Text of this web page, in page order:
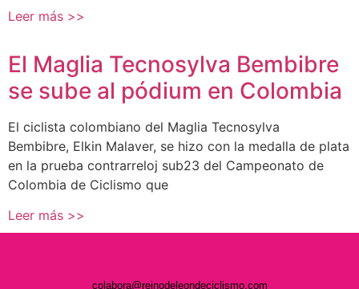
Leer más >>
El Maglia Tecnosylva Bembibre
se sube al pódium en Colombia
El ciclista colombiano del Maglia Tecnosylva
Bembibre, Elkin Malaver, se hizo con la medalla de plata
en la prueba contrarreloj sub23 del Campeonato de
Colombia de Ciclismo que
Leer más >>
colabora@reinodeleondeciclismo.com